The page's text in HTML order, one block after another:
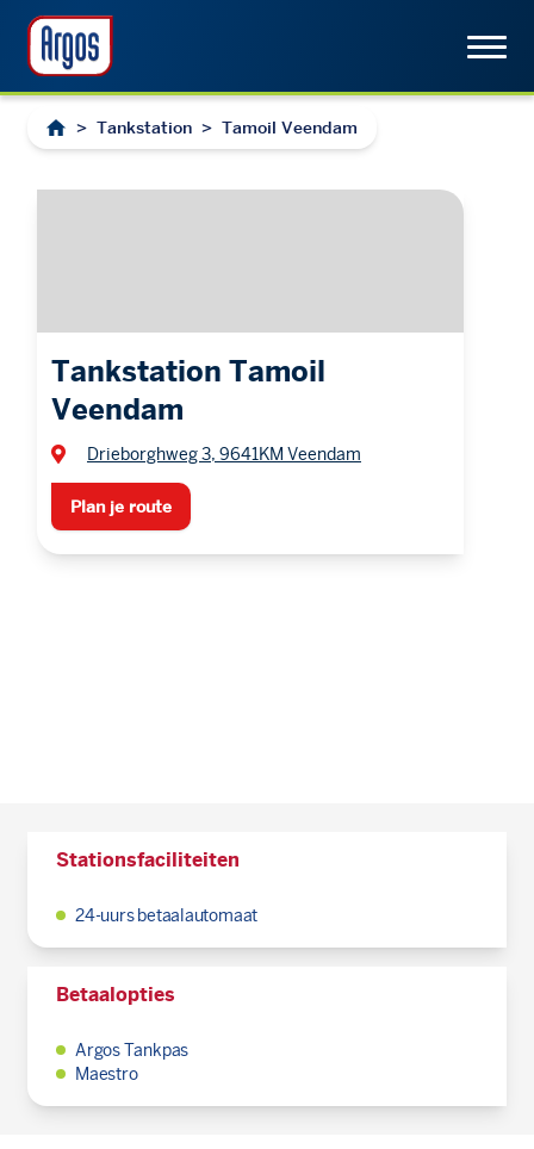
> Tankstation > Tamoil Veendam
Tankstation Tamoil
Veendam
Drieborghweg 3, 9641KM Veendam
Plan je route
Stationsfaciliteiten
24-uurs betaalautomaat
Betaalopties
Argos Tankpas
Maestro